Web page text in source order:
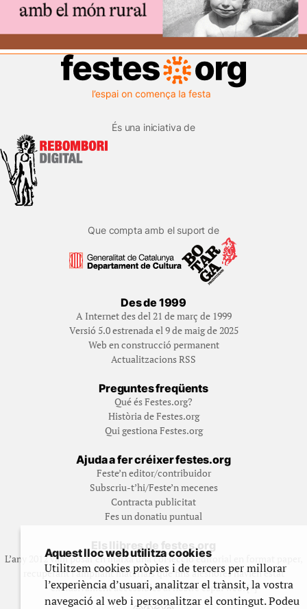
És una iniciativa de
Que compta amb el suport de
Des de 1999
A Internet des del 21 de març de 1999
Versió 5.0 estrenada el 9 de maig de 2025
Web en construcció permanent
Actualitzacions RSS
Preguntes freqüents
Qué és Festes.org?
Història de Festes.org
Qui gestiona Festes.org
Ajuda a fer créixer festes.org
Feste’n editor/contribuidor
Subscriu-t’hi/Feste’n mecenes
Contracta publicitat
Fes un donatiu puntual
Els llibres de festes.org
L’any 2012 vam posar en marxa una col·lecció editorial en format paper,
recuperant i ampliant materials que fins aleshores havien estat
exclusivament accessibles al nostre espai web. [+]
Aquest lloc web utilitza cookies
Utilitzem cookies pròpies i de tercers per millorar
l’experiència d’usuari, analitzar el trànsit, la vostra
navegació al web i personalitzar el contingut. Podeu